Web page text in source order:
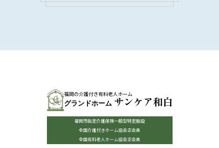
福岡の介護付き有料老人ホーム
グランドホーム サンケア和白
福岡市指定介護保険一般型特定施設
全国介護付きホーム協会正会員
全国有料老人ホーム協会正会員